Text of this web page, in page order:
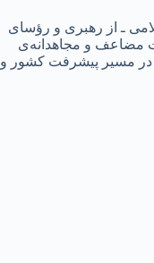
ـ از رهبری و رؤسای
مضاعف و مجاهدانه‌ی
در مسیر پیشرفت کشور و